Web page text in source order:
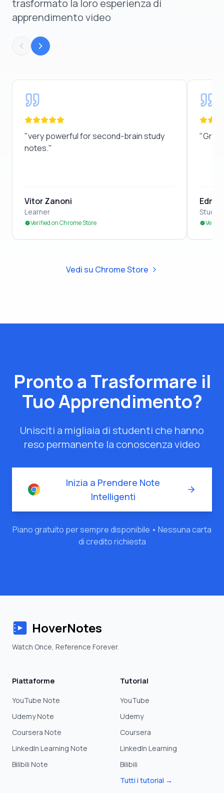
trasformato la loro esperienza di
apprendimento video
"very powerful for second-brain study notes.
"very powerful for second-brain study
notes."
Vitor Zanoni
Learner
Verified on Chrome Store
"
"
Vedi su Chrome Store
Pronto a Trasformare il
Tuo Apprendimento?
Unisciti a migliaia di studenti che hanno
reso permanente la conoscenza video
Inizia a Prendere Note
Intelligenti
Piano gratuito per sempre disponibile • Nessuna carta
di credito richiesta
HoverNotes
Watch Once, Reference Forever.
Piattaforme
YouTube Note
Udemy Note
Coursera Note
LinkedIn Learning Note
Bilibili Note
Tutorial
YouTube
Udemy
Coursera
LinkedIn Learning
Bilibili
Tutti i tutorial →